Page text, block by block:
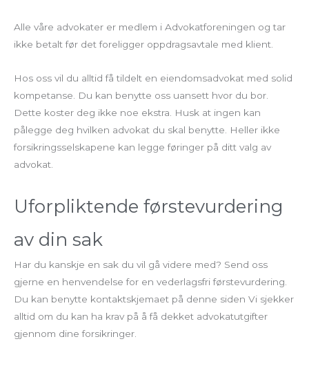
Alle våre advokater er medlem i Advokatforeningen og tar
ikke betalt før det foreligger oppdragsavtale med klient.
Hos oss vil du alltid få tildelt en eiendomsadvokat med solid
kompetanse. Du kan benytte oss uansett hvor du bor.
Dette koster deg ikke noe ekstra. Husk at ingen kan
pålegge deg hvilken advokat du skal benytte. Heller ikke
forsikringsselskapene kan legge føringer på ditt valg av
advokat.
Uforpliktende førstevurdering
av din sak
Har du kanskje en sak du vil gå videre med? Send oss
gjerne en henvendelse for en vederlagsfri førstevurdering.
Du kan benytte kontaktskjemaet på denne siden Vi sjekker
alltid om du kan ha krav på å få dekket advokatutgifter
gjennom dine forsikringer.